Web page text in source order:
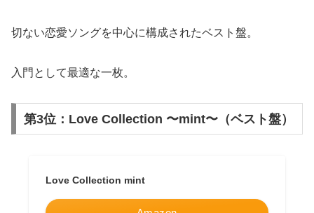
切ない恋愛ソングを中心に構成されたベスト盤。
入門として最適な一枚。
第3位：Love Collection 〜mint〜（ベスト盤）
Love Collection mint